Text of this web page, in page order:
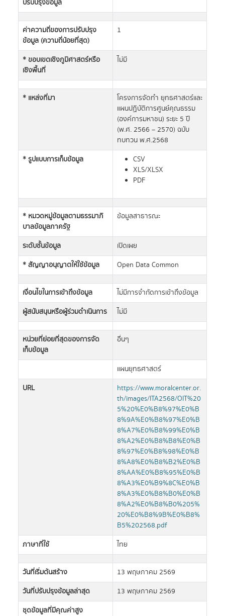
ปรับปรุงข้อมูล
ค่าความถี่ของการปรับปรุง
ข้อมูล (ความถี่น้อยที่สุด)
1
* ขอบเขตเชิงภูมิศาสตร์หรือ
เชิงพื้นที่
ไม่มี
* แหล่งที่มา
โครงการจัดทำ ยุทธศาสตร์และ
แผนปฏิบัติการศูนย์คุณธรรม
(องค์การมหาชน) ระยะ 5 ปี
(พ.ศ. 2566 – 2570) ฉบับ
ทบทวน พ.ศ.2568
* รูปแบบการเก็บข้อมูล
CSV
XLS/XLSX
PDF
* หมวดหมู่ข้อมูลตามธรรมาภิ
บาลข้อมูลภาครัฐ
ข้อมูลสาธารณะ
ระดับชั้นข้อมูล
เปิดเผย
* สัญญาอนุญาตให้ใช้ข้อมูล
Open Data Common
เงื่อนไขในการเข้าถึงข้อมูล
ไม่มีการจำกัดการเข้าถึงข้อมูล
ผู้สนับสนุนหรือผู้ร่วมดำเนินการ
ไม่มี
หน่วยที่ย่อยที่สุดของการจัด
เก็บข้อมูล
อื่นๆ
แผนยุทธศาสตร์
URL
https://www.moralcenter.or.
th/images/ITA2568/OIT%20
5%20%E0%B8%97%E0%B
8%9A%E0%B8%97%E0%B
8%A7%E0%B8%99%E0%B
8%A2%E0%B8%B8%E0%B
8%97%E0%B8%98%E0%B
8%A8%E0%B8%B2%E0%B
8%AA%E0%B8%95%E0%B
8%A3%E0%B9%8C%E0%B
8%A3%E0%B8%B0%E0%B
8%A2%E0%B8%B0%205%
20%E0%B8%9B%E0%B8%
B5%202568.pdf
ภาษาที่ใช้
ไทย
วันที่เริ่มต้นสร้าง
13 พฤษภาคม 2569
วันที่ปรับปรุงข้อมูลล่าสุด
13 พฤษภาคม 2569
ชุดข้อมูลที่มีคุณค่าสูง